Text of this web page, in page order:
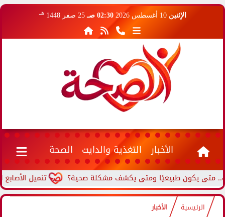
الإثنين 10 أغسطس 2026 02:30 صـ 25 صفر 1448 هـ
الأخبار التغذية والدايت الصحة
تنميل الأصابع يكون طبيعيًا ومتى يكشف مشكلة صحية؟
الرئيسية الأخبار